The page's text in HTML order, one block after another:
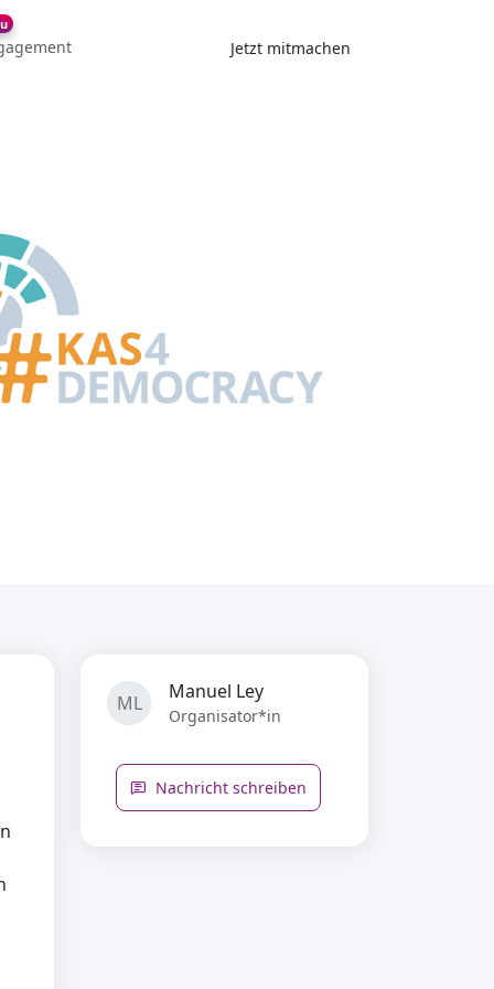
Jetzt mitmachen
ML Manuel Ley
Organisator*in
Nachricht schreiben